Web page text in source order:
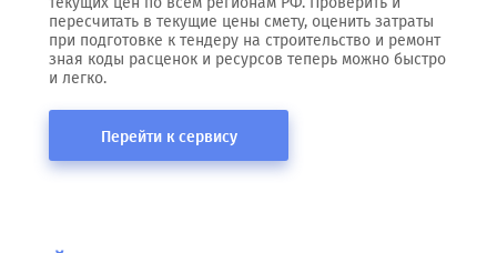
пересчитать в текущие цены смету, оценить затраты
при подготовке к тендеру на строительство и ремонт
зная коды расценок и ресурсов теперь можно быстро
и легко.
Перейти к сервису